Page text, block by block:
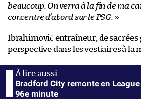
beaucoup. On verra à la fin de ma
concentre d’abord sur le PSG. »
Ibrahimović entraîneur, de sacrées
perspective dans les vestiaires à la
Bradford City remonte en
96e minute